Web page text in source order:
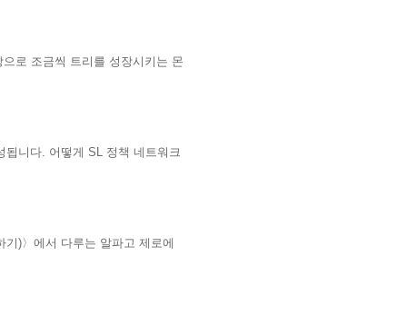
로 조금씩 트리를 성장시키는 몬
됩니다. 어떻게 SL 정책 네트워크
기)〉 에서 다루는 알파고 제로에